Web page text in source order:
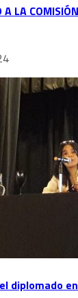
A LA
diplomado